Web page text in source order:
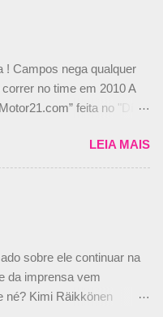
! Campos nega qualquer
no time em 2010 A
feita no "Día
que Nelson Piquet havia
da Campos, dando,
time a Nelsinho Piquet,
vez por todas por
da escuderia. O
de Bruno Senna em
recebemos uma oferta
“Mas depois de ter
LEIA MAIS
sobre ele continuar na
da imprensa vem
né? Kimi Räikkönen